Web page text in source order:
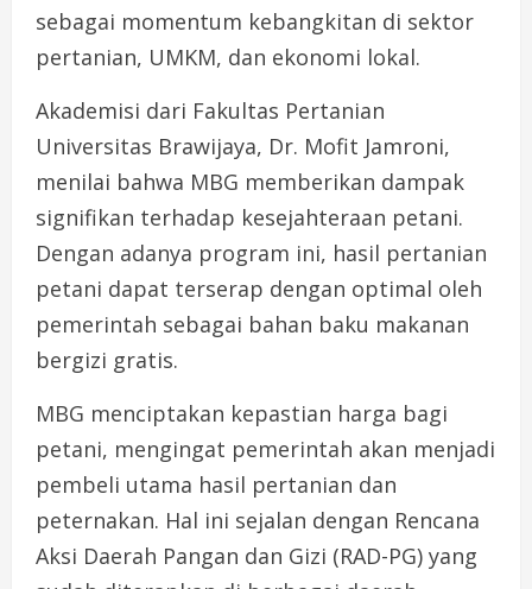
sebagai momentum kebangkitan di sektor
pertanian, UMKM, dan ekonomi lokal.
Akademisi dari Fakultas Pertanian
Universitas Brawijaya, Dr. Mofit Jamroni,
menilai bahwa MBG memberikan dampak
signifikan terhadap kesejahteraan petani.
Dengan adanya program ini, hasil pertanian
petani dapat terserap dengan optimal oleh
pemerintah sebagai bahan baku makanan
bergizi gratis.
MBG menciptakan kepastian harga bagi
petani, mengingat pemerintah akan menjadi
pembeli utama hasil pertanian dan
peternakan. Hal ini sejalan dengan Rencana
Aksi Daerah Pangan dan Gizi (RAD-PG) yang